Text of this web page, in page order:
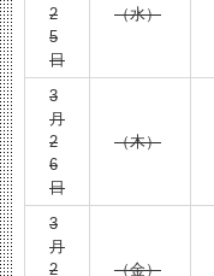
2
5
日
（水）
3
月
2
6
日
（木）
3
月
2
（金）